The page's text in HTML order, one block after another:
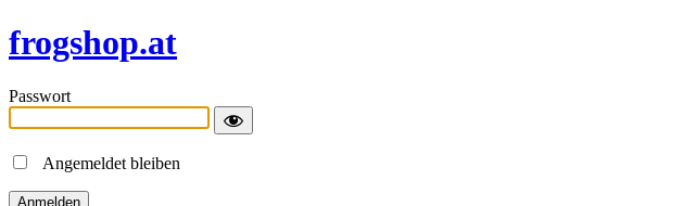
frogshop.at
Passwort
Angemeldet bleiben